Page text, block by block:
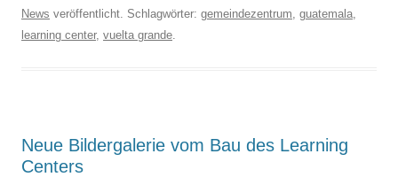
News veröffentlicht. Schlagwörter: gemeindezentrum, guatemala,
learning center, vuelta grande.
Neue Bildergalerie vom Bau des Learning
Centers